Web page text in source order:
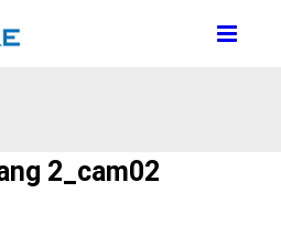
2_cam02